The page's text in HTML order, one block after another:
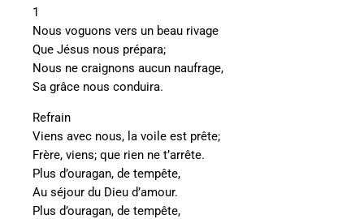
1
Nous voguons vers un beau rivage
Que Jésus nous prépara;
Nous ne craignons aucun naufrage,
Sa grâce nous conduira.
Refrain
Viens avec nous, la voile est prête;
Frère, viens; que rien ne t’arrête.
Plus d’ouragan, de tempête,
Au séjour du Dieu d’amour.
Plus d’ouragan, de tempête,